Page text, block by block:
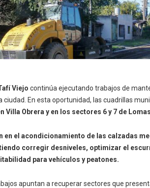
Viejo continúa ejecutando trabajos de
ciudad. En esta oportunidad, las cuadrillas
Villa Obrera y en los sectores 6 y 7 de
en el acondicionamiento de las calzadas
corregir desniveles, optimizar el
para vehículos y peatones.
apuntan a recuperar sectores que